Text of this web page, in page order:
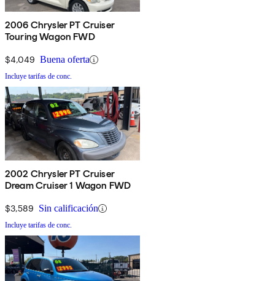
2006 Chrysler PT Cruiser
Touring Wagon FWD
$4,049 Buena oferta
Incluye tarifas de conc.
2002 Chrysler PT Cruiser
Dream Cruiser 1 Wagon FWD
$3,589 Sin calificación
Incluye tarifas de conc.